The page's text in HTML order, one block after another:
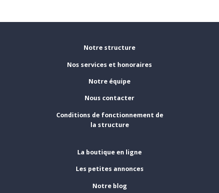
Notre structure
Nos services et honoraires
Notre équipe
Nous contacter
Conditions de fonctionnement de
la structure
La boutique en ligne
Les petites annonces
Notre blog